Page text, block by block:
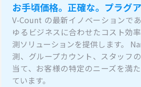
お手頃価格。正確な。プラグア
V-Count の最新イノベーションで
ゆるビジネスに合わせたコスト効
測ソリューションを提供します。
測、グループカウント、スタッフ
当て、お客様の特定のニーズを満
ています。